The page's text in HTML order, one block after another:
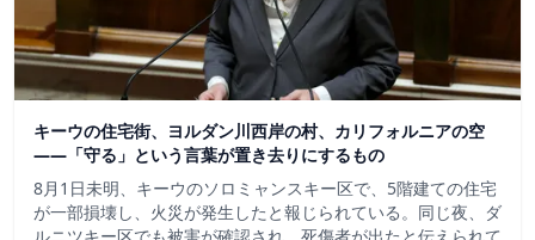
キーウの住宅街、ヨルダン川西岸の村、カリフォルニアの空
——「守る」という言葉が置き去りにするもの
8月1日未明、キーウのソロミャンスキー区で、5階建ての住宅
が一部損壊し、火災が発生したと報じられている。同じ夜、ダ